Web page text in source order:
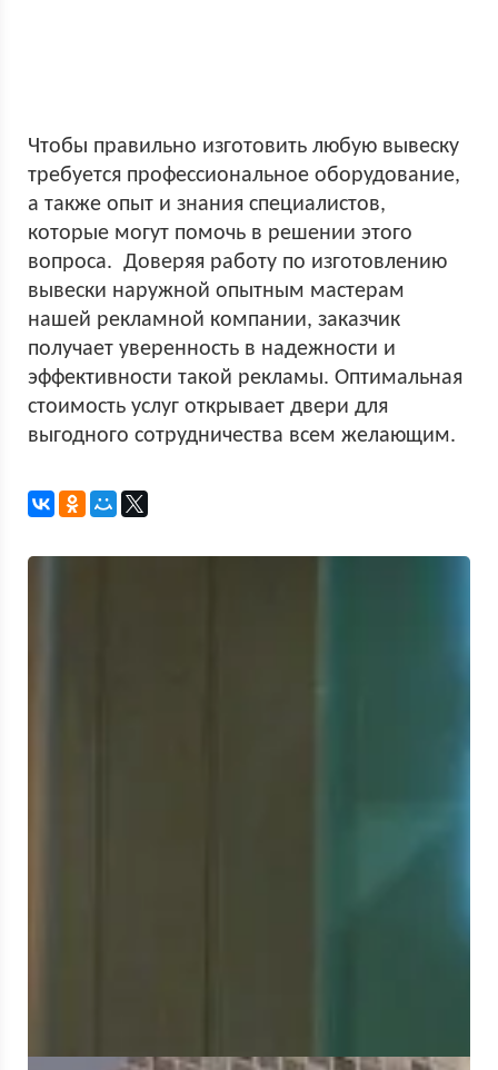
Чтобы правильно изготовить любую вывеску
требуется профессиональное оборудование,
а также опыт и знания специалистов,
которые могут помочь в решении этого
вопроса. Доверяя работу по изготовлению
вывески наружной опытным мастерам
нашей рекламной компании, заказчик
получает уверенность в надежности и
эффективности такой рекламы. Оптимальная
стоимость услуг открывает двери для
выгодного сотрудничества всем желающим.